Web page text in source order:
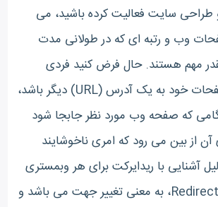
طراحی سایت فعالیت کرده باشید، می
وب و رتبه ای که در طولانی مدت
مهم هستند. حال فرض کنید فردی
مجبور به تغییر صفحات خود به یک آدرس (URL) دیگر باشد،
که صفحه وب مورد نظر جابجا شود
آن از بین می رود که امری ناخوشایند
آشنایی با ریدایرکت برای هر وبمستری
لازم است. عبارت Redirect، به معنی تغییر جهت می باشد و